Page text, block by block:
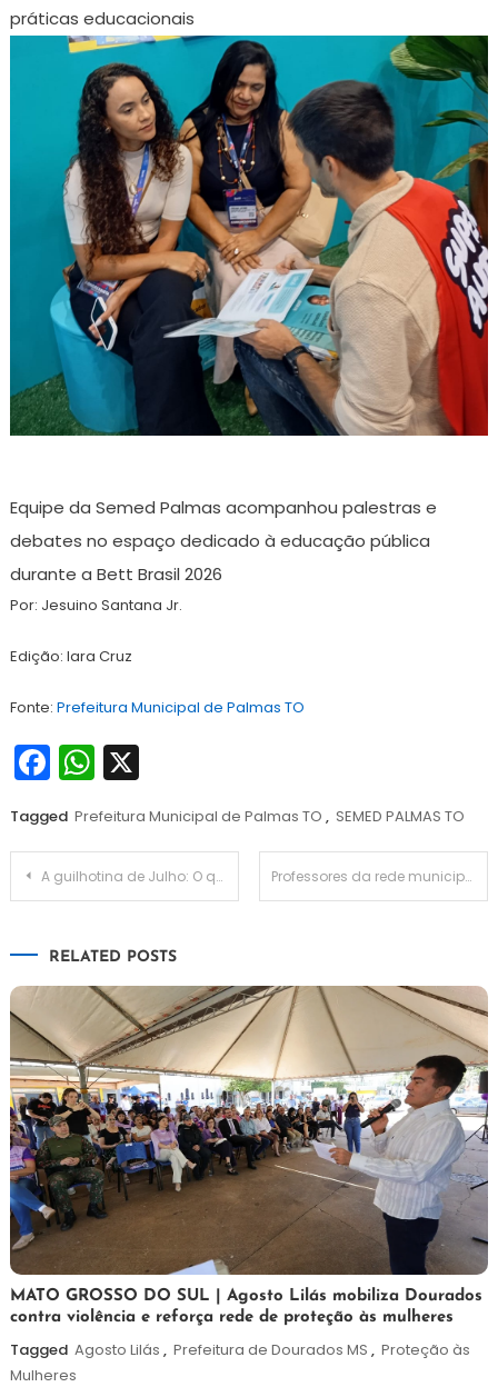
práticas educacionais
Equipe da Semed Palmas acompanhou palestras e
debates no espaço dedicado à educação pública
durante a Bett Brasil 2026
Por: Jesuino Santana Jr.
Edição: Iara Cruz
Fonte: Prefeitura Municipal de Palmas TO
Facebook
WhatsApp
X
Tagged Prefeitura Municipal de Palmas TO , SEMED PALMAS TO
Navegação
A guilhotina de Julho: O que a sua prefeitura precisa licitar hoje para não perder os convênios federais no ano eleitoral Professores da rede municipal de Gurupi TO participam da Bett Brasil 2026 em São Paulo
RELATED POSTS
5
de
agosto
de
Maurilio
MATO GROSSO DO SUL | Agosto Lilás mobiliza Dourados
contra violência e reforça rede de proteção às mulheres
Tagged Agosto Lilás , Prefeitura de Dourados MS , Proteção às
Mulheres